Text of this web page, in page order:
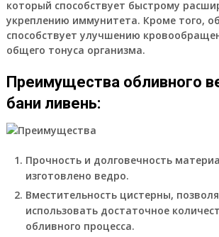
который способствует быстрому
укреплению иммунитета. Кроме того,
способствует улучшению
общего тонуса организма.
Преимущества обливного
бани ливень:
Прочность и долговечность
изготовлено ведро.
Вместительность цистерны,
использовать достаточное
обливного процесса.